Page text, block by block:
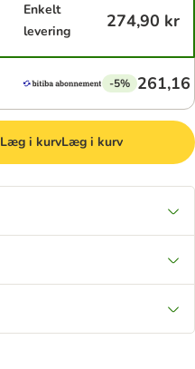
Enkelt
levering
274,90 kr
-5% 261,16
Læg i kurvLæg i kurv